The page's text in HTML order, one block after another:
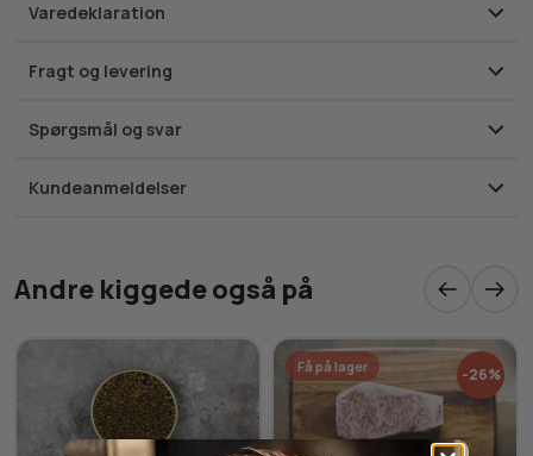
Instruktioner og opbevaring: Vask ikke trøflen, men rengør
opbevares i køleskabet indpakket enkeltvis i køkkenrulle i en
Varedeklaration
Fragt og levering
Spørgsmål og svar
Kundeanmeldelser
Andre kiggede også på
Få på lager -26%